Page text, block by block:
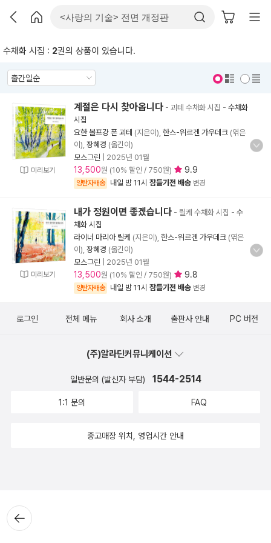
수채화 시집 : 2권의 상품이 있습니다.
미리보기
계절은 다시 찾아옵니다 - 괴테 수채화 시집 - 수채화
시집
요한 볼프강 폰 괴테 (지은이), 한스-위르겐 가우데크 (엮은
이), 장혜경 (옮긴이)
모스그린
2025년 01월
13,500원 (10% 할인 / 750원) 9.9
양탄자배송 내일 밤 11시 잠들기전 배송 변경
미리보기
내가 정원이면 좋겠습니다 - 릴케 수채화 시집 - 수
채화 시집
라이너 마리아 릴케 (지은이), 한스-위르겐 가우데크 (엮은
이), 장혜경 (옮긴이)
모스그린
2025년 01월
13,500원 (10% 할인 / 750원) 9.8
양탄자배송 내일 밤 11시 잠들기전 배송 변경
뒤로가
기
로그인 전체 메뉴 회사 소개 출판사 안내 PC 버전
(주)알라딘커뮤니케이션
일반문의 (발신자 부담) 1544-2514
1:1 문의 FAQ
중고매장 위치, 영업시간 안내